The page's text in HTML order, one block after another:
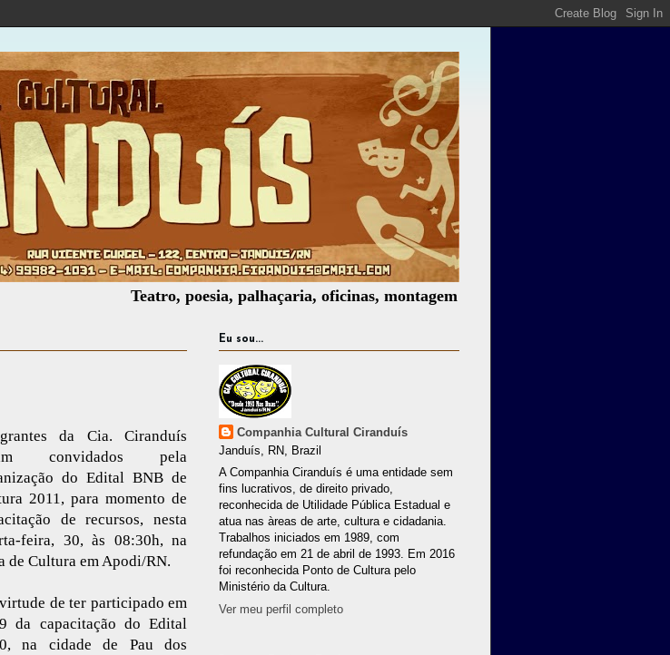
Teatro, poesia, palhaçaria, oficinas, montagem de espetáculos, assessoria cultural,
da Cia. Ciranduís
convidados pela
do Edital BNB de
2011, para momento de
de recursos, nesta
feira, 30, às 08:30h, na
de Cultura em Apodi/RN.
de ter participado em
da capacitação do Edital
na cidade de Pau dos
Eu sou...
Companhia Cultural Ciranduís
Janduís, RN, Brazil
A Companhia Ciranduís é uma entidade sem
fins lucrativos, de direito privado,
reconhecida de Utilidade Pública Estadual e
atua nas àreas de arte, cultura e cidadania.
Trabalhos iniciados em 1989, com
refundação em 21 de abril de 1993. Em 2016
foi reconhecida Ponto de Cultura pelo
Ministério da Cultura.
Ver meu perfil completo